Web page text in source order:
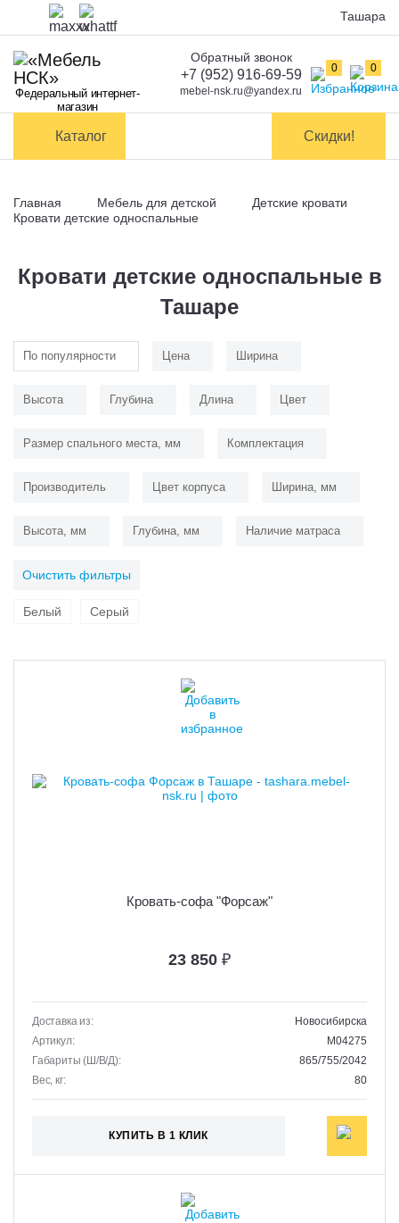
Оплата
Доставка и
самовывоз
Сборка
Обмен и
Контакты
Ташара
Федеральный интернет-
магазин
0 0
Обратный звонок
+7 (952) 916-69-59
mebel-nsk.ru@yandex.ru
Каталог Скидки!
Главная Мебель для детской
Детские кровати
Кровати детские односпальные
Кровати детские односпальные в
Ташаре
По популярности Цена Ширина
Высота Глубина Длина Цвет
Размер спального места, мм Комплектация
Производитель Цвет корпуса Ширина, мм
Высота, мм Глубина, мм Наличие матраса
Очистить фильтры
Белый Серый
Кровать-софа "Форсаж"
23 850 ₽
Доставка из:
Новосибирска
Артикул:
M04275
Габариты (Ш/В/Д):
865/755/2042
Вес, кг:
80
КУПИТЬ В 1 КЛИК